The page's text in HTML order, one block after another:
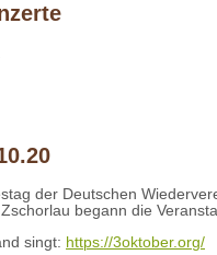
der Deutschen
begann die
singt: https://3oktober.org/